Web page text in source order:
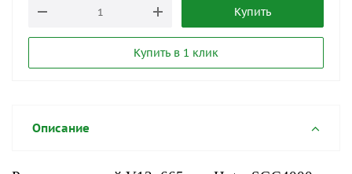
Купить
Купить в 1 клик
Описание